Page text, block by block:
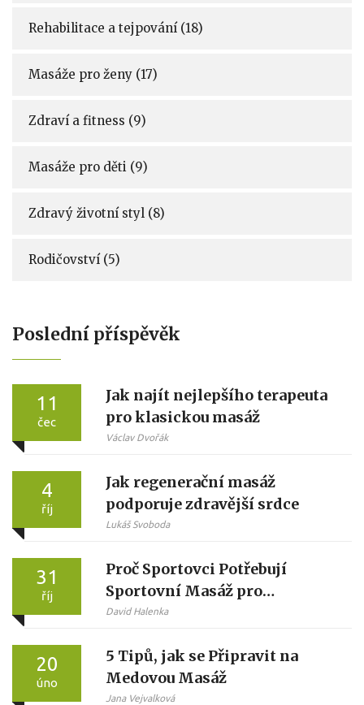
Rehabilitace a tejpování (18)
Masáže pro ženy (17)
Zdraví a fitness (9)
Masáže pro děti (9)
Zdravý životní styl (8)
Rodičovství (5)
Poslední příspěvěk
11
čec
Jak najít nejlepšího terapeuta
pro klasickou masáž
Václav Dvořák
4
říj
Jak regenerační masáž
podporuje zdravější srdce
Lukáš Svoboda
31
říj
Proč Sportovci Potřebují
Sportovní Masáž pro
Optimální Výkon
David Halenka
20
úno
5 Tipů, jak se Připravit na
Medovou Masáž
Jana Vejvalková